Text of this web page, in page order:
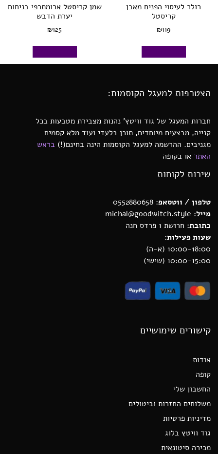
רולר לעיסוי הפנים מאבן
קריסטל
₪119
שמן קריסטל ארומתרפי בניחוח
יערת הדבש
₪125
הצטרפות למעגל הקוסמות:
חברות המעגל של גוד וויטץ’ נהנות מצבירת מטבעות בכל
קנייה, מבצעים מיוחדים, תוכן בלעדי ועוד מלא קסמים
מגניבים. ההרשמה למעגל הקוסמות הינה בחינם(!) בראש
האתר או בקופה
שירות לקוחות
טלפון / ווטסאפ: 0552880658
מייל:
כתובת: חרושת 1 פרדס חנה
שעות פעילות:
10:00-18:00 (א-ה)
10:00-15:00 (שישי)
קישורים שימושיים
אודות
קופה
החשבון שלי
משלוחים החזרות וביטולים
מדיניות פרטיות
גוד וויטץ בלוג
מכירה סיטונאית